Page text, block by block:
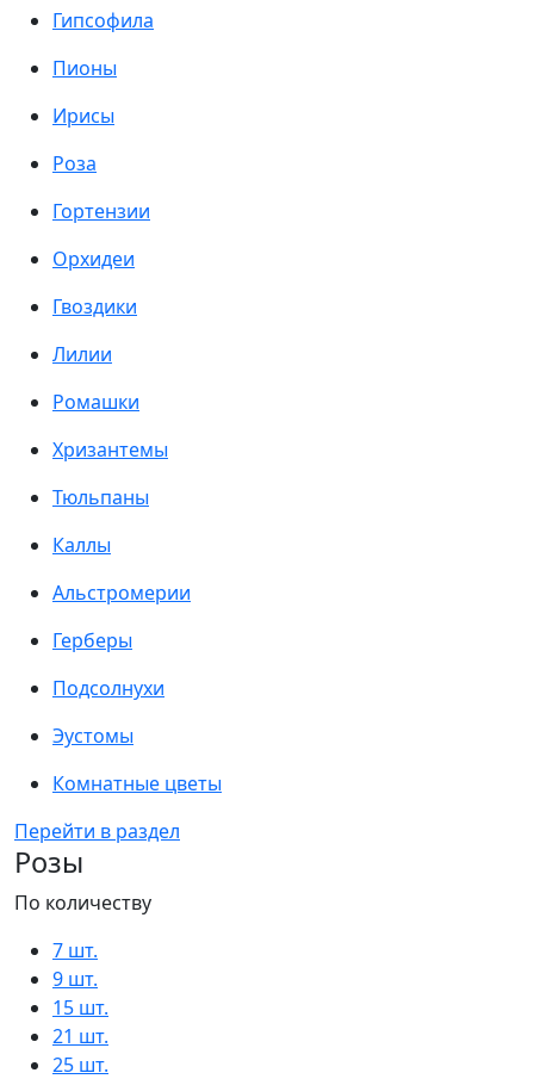
Гипсофила
Пионы
Ирисы
Роза
Гортензии
Орхидеи
Гвоздики
Лилии
Ромашки
Хризантемы
Тюльпаны
Каллы
Альстромерии
Герберы
Подсолнухи
Эустомы
Комнатные цветы
Перейти в раздел
Розы
По количеству
7 шт.
9 шт.
15 шт.
21 шт.
25 шт.